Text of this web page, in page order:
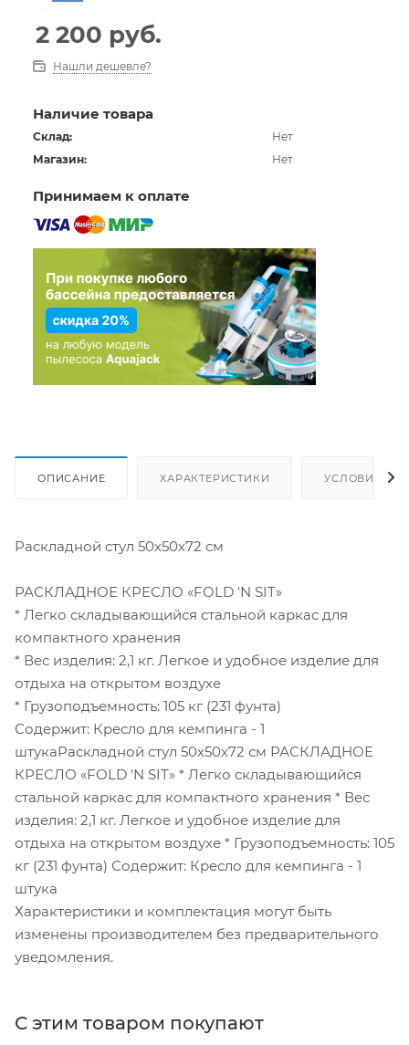
2 200 руб.
Нашли дешевле?
Наличие товара
Склад:
Нет
Магазин:
Нет
Принимаем к оплате
ОПИСАНИЕ ХАРАКТЕРИСТИКИ УСЛОВИЯ
Раскладной стул 50х50х72 см
РАСКЛАДНОЕ КРЕСЛО «FOLD 'N SIT»
* Легко складывающийся стальной каркас для
компактного хранения
* Вес изделия: 2,1 кг. Легкое и удобное изделие для
отдыха на открытом воздухе
* Грузоподъемность: 105 кг (231 фунта)
Содержит: Кресло для кемпинга - 1
штукаРаскладной стул 50х50х72 см РАСКЛАДНОЕ
КРЕСЛО «FOLD 'N SIT» * Легко складывающийся
стальной каркас для компактного хранения * Вес
изделия: 2,1 кг. Легкое и удобное изделие для
отдыха на открытом воздухе * Грузоподъемность: 105
кг (231 фунта) Содержит: Кресло для кемпинга - 1
штука
Характеристики и комплектация могут быть
изменены производителем без предварительного
уведомления.
С этим товаром покупают